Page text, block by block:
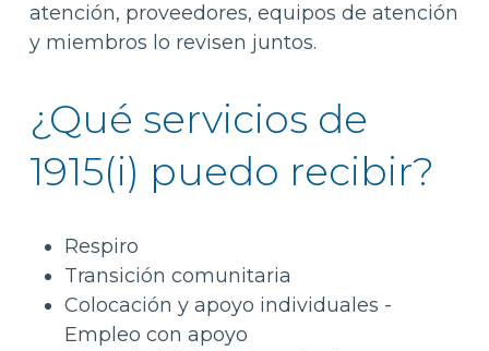
atención, proveedores, equipos de atención
y miembros lo revisen juntos.
¿Qué servicios de
1915(i) puedo recibir?
Respiro
Transición comunitaria
Colocación y apoyo individuales -
Empleo con apoyo